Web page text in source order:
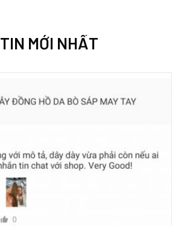
TIN MỚI NHẤT